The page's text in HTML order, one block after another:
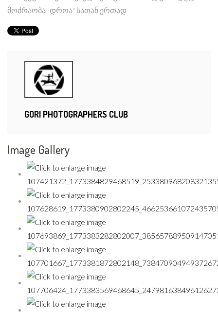
მოძრაობა "დროა"-სათან ერთად
GORI PHOTOGRAPHERS CLUB
Image Gallery